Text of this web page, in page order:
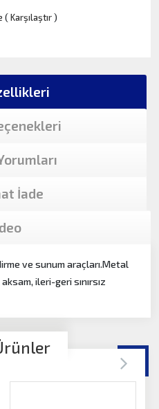
(Karşılaştır)
İade
ve sunum araçları.Metal
ileri-geri sınırsız